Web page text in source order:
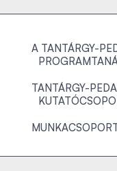
A TANTÁRGY-
TANTÁRGY-